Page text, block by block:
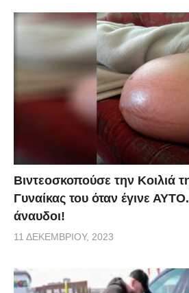
Βιντεοσκοπούσε την Κοιλιά
Γυναίκας του όταν έγινε
άναυδοι!
11 ΔΕΚΕΜΒΡΊΟΥ, 2023